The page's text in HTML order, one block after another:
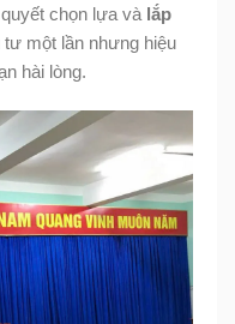
chọn lựa và lắp
tư một lần nhưng hiệu
hài lòng.